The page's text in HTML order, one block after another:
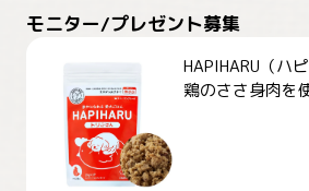
モニター/プレゼント募集
HAPIHARU（ハ
鶏のささ身肉を